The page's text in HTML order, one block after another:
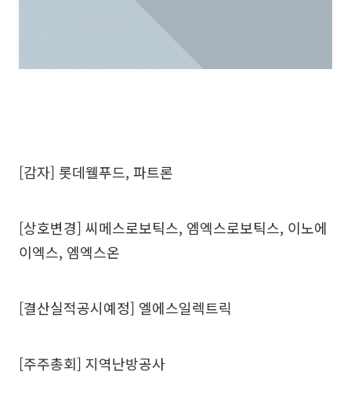
[감자] 롯데웰푸드, 파트론
[상호변경] 씨메스로보틱스, 엠엑스로보틱스, 이노에
이엑스, 엠엑스온
[결산실적공시예정] 엘에스일렉트릭
[주주총회] 지역난방공사